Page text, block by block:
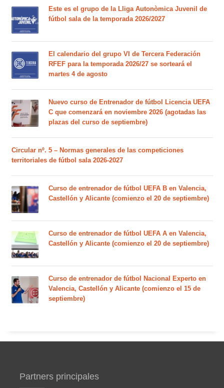
Este es el grupo de la Lliga Autonòmica Juvenil de
fútbol sala de la temporada 2026/2027
El calendario del grupo VI de Tercera Federación
RFEF para la temporada 2026/27 se sorteará el
martes 4 de agosto
Nuevo curso de Entrenador de fútbol Licencia UEFA
C que comenzará en noviembre 2026 (agotadas las
plazas del curso de septiembre)
Circular nº. 5 – Normas generales de las competiciones
territoriales de fútbol sala 2026-2027
Curso de entrenador de fútbol UEFA B en Valencia,
Castellón y Alicante (comienzo el 20 de septiembre)
Curso de entrenador de fútbol UEFA A en Valencia,
Castellón y Alicante (comienzo el 20 de septiembre)
Curso de entrenador de fútbol Nacional Experto en
Valencia, Castellón y Alicante (comienzo el 15 de
septiembre)
Partners principales